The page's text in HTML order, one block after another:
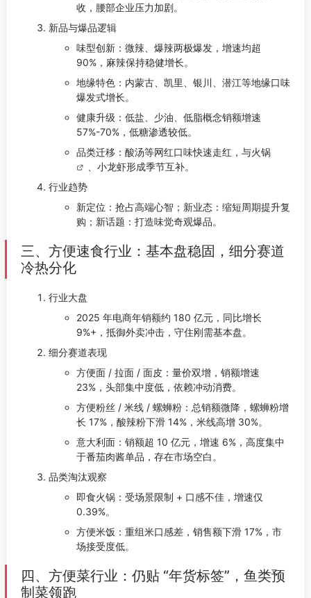
收，腰部企业压力加剧。
新品与爆品逻辑
味型创新：微辣、爆辣两极爆发，增速均超
90%，麻辣保持稳健增长。
地缘特色：内蒙古、凯里、银川、潜江等地缘口味
爆发式增长。
健康升级：低盐、少油、低脂概念销额增速
57%-70%，低糖渗透较低。
品类迁移：酸汤等网红口味快速走红，与火锅
、小龙虾形成季节互补。
行业趋势
新定位：抢占高端心智；新业态：缩短周期提升复
购；新话题：打造味觉奇观爆品。
三、方便速食行业：基本盘稳固，细分赛道
冷热分化
行业大盘
2025 年电商年销额约 180 亿元，同比增长
9%+，抵御外卖冲击，守住刚需基本盘。
细分赛道表现
方便面 / 拉面 / 面皮：量价双增，销额增速
23%，头部集中度低，依赖冲动消费。
方便粉丝 / 米线 / 螺蛳粉：总销额微降，螺蛳粉增
长 17%，酸辣粉下滑 14%，米线高增 30%。
意大利面：销额超 10 亿元，增速 6%，高度集中
于番茄肉酱单品，存在市场空白。
品类淘汰观察
即食火锅：受场景限制 + 口感不佳，增速仅
0.39%。
方便米饭：重组米口感差，销售额下滑 17%，市
场接受度低。
四、方便菜行业：仍贴 “年货标签”，鱼类预
制菜领跑